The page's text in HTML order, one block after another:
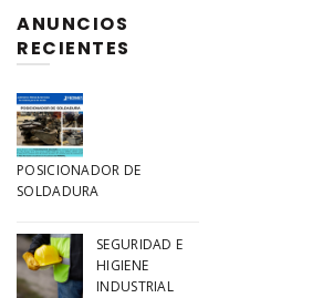
ANUNCIOS
RECIENTES
POSICIONADOR DE
SOLDADURA
SEGURIDAD E
HIGIENE
INDUSTRIAL